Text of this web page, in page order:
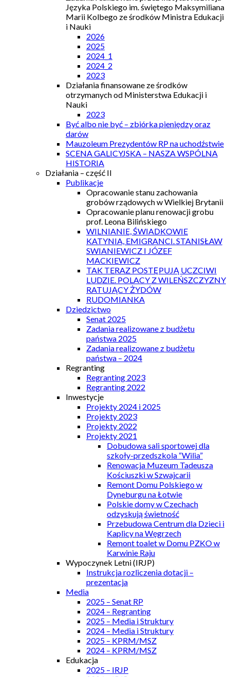
Języka Polskiego im. świętego Maksymiliana
Marii Kolbego ze środków Ministra Edukacji
i Nauki
2026
2025
2024_1
2024_2
2023
Działania finansowane ze środków
otrzymanych od Ministerstwa Edukacji i
Nauki
2023
Być albo nie być – zbiórka pieniędzy oraz
darów
Mauzoleum Prezydentów RP na uchodźstwie
SCENA GALICYJSKA – NASZA WSPÓLNA
HISTORIA
Działania – część II
Publikacje
Opracowanie stanu zachowania
grobów rządowych w Wielkiej Brytanii
Opracowanie planu renowacji grobu
prof. Leona Bilińskiego
WILNIANIE, ŚWIADKOWIE
KATYNIA, EMIGRANCI. STANISŁAW
SWIANIEWICZ I JÓZEF
MACKIEWICZ
TAK TERAZ POSTĘPUJĄ UCZCIWI
LUDZIE. POLACY Z WILEŃSZCZYZNY
RATUJĄCY ŻYDÓW
RUDOMIANKA
Dziedzictwo
Senat 2025
Zadania realizowane z budżetu
państwa 2025
Zadania realizowane z budżetu
państwa – 2024
Regranting
Regranting 2023
Regranting 2022
Inwestycje
Projekty 2024 i 2025
Projekty 2023
Projekty 2022
Projekty 2021
Dobudowa sali sportowej dla
szkoły-przedszkola “Wilia”
Renowacja Muzeum Tadeusza
Kościuszki w Szwajcarii
Remont Domu Polskiego w
Dyneburgu na Łotwie
Polskie domy w Czechach
odzyskują świetność
Przebudowa Centrum dla Dzieci i
Kaplicy na Węgrzech
Remont toalet w Domu PZKO w
Karwinie Raju
Wypoczynek Letni (IRJP)
Instrukcja rozliczenia dotacji –
prezentacja
Media
2025 – Senat RP
2024 – Regranting
2025 – Media i Struktury
2024 – Media i Struktury
2025 – KPRM/MSZ
2024 – KPRM/MSZ
Edukacja
2025 – IRJP